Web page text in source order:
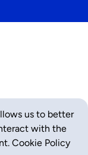
us to better
with the
Cookie Policy